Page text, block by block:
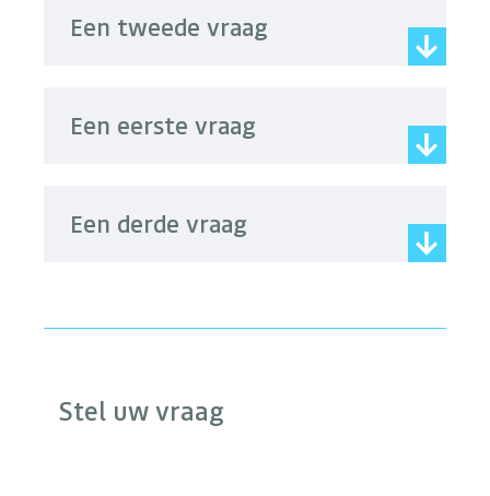
Een tweede vraag
Een eerste vraag
Een derde vraag
Stel uw vraag